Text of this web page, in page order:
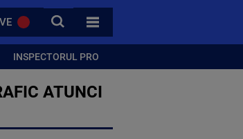
CAUTA
TOATE CATEGORIILE
INSPECTORUL PRO
ATUNCI